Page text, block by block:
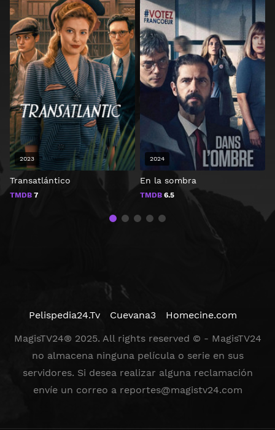
Transatlántico
TMDB 7
2023
En la sombra
TMDB 6.5
2024
Pelispedia24.Tv Cuevana3
Homecine.com
MagisTV24® 2025. All rights reserved © - MagisTV24
no almacena ninguna película o serie en sus
servidores. Si desea realizar alguna reclamación
envíe un correo a reportes@magistv24.com